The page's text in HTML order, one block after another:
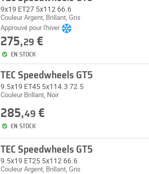
9x19 ET27 5x112 66.6
Couleur Argent, Brillant, Gris
Approuvé pour l'hiver
275,29 €
EN STOCK
TEC Speedwheels GT5
9.5x19 ET45 5x114.3 72.5
Couleur Brillant, Noir
285,49 €
EN STOCK
TEC Speedwheels GT5
9.5x19 ET25 5x112 66.6
Couleur Argent, Brillant, Gris